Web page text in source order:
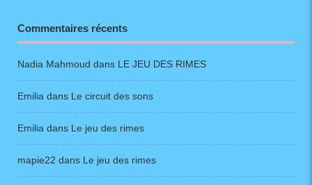
Commentaires récents
Nadia Mahmoud dans LE JEU DES RIMES
Emilia dans Le circuit des sons
Emilia dans Le jeu des rimes
mapie22 dans Le jeu des rimes